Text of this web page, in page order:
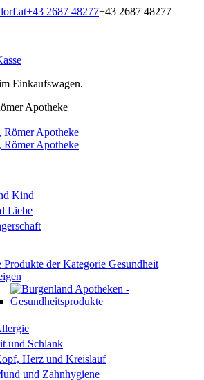
+43 2687 48277+43 2687 48277
Einkaufswagen.
Apotheke
Kind
Liebe
Produkte der Kategorie Gesundheit
und Schlank
Herz und Kreislauf
und Zahnhygiene